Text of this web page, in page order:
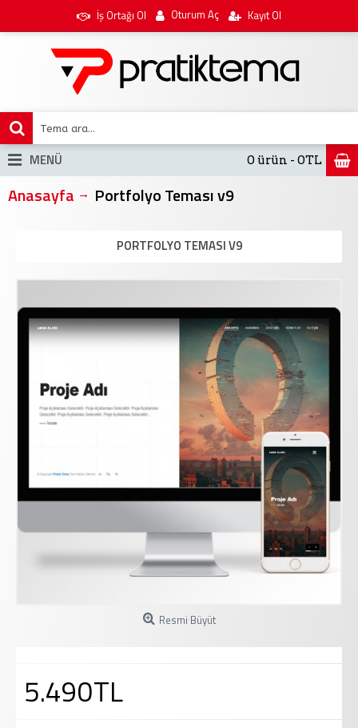
İş Ortağı Ol Oturum Aç Kayıt Ol
0 ürün - 0TL
MENÜ
Anasayfa Portfolyo Teması v9
PORTFOLYO TEMASI V9
Resmi Büyüt
5.490TL